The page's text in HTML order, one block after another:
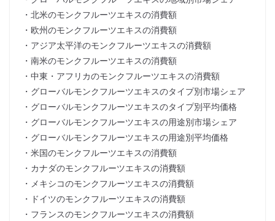
・北米のモンクフルーツエキスの消費額
・欧州のモンクフルーツエキスの消費額
・アジア太平洋のモンクフルーツエキスの消費額
・南米のモンクフルーツエキスの消費額
・中東・アフリカのモンクフルーツエキスの消費額
・グローバルモンクフルーツエキスのタイプ別市場シェア
・グローバルモンクフルーツエキスのタイプ別平均価格
・グローバルモンクフルーツエキスの用途別市場シェア
・グローバルモンクフルーツエキスの用途別平均価格
・米国のモンクフルーツエキスの消費額
・カナダのモンクフルーツエキスの消費額
・メキシコのモンクフルーツエキスの消費額
・ドイツのモンクフルーツエキスの消費額
・フランスのモンクフルーツエキスの消費額